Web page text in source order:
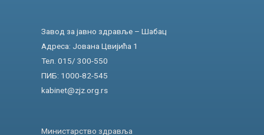
Завод за јавно здравље – Шабац
Адреса: Јована Цвијића 1
Тел. 015/ 300-550
ПИБ: 1000-82-545
kabinet@zjz.org.rs
Министарство здравља